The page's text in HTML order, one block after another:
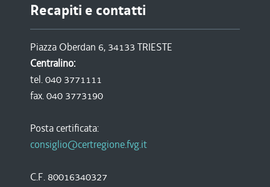
Recapiti e contatti
Piazza Oberdan 6, 34133 TRIESTE
Centralino:
tel. 040 3771111
fax. 040 3773190
Posta certificata:
consiglio@certregione.fvg.it
C.F. 80016340327